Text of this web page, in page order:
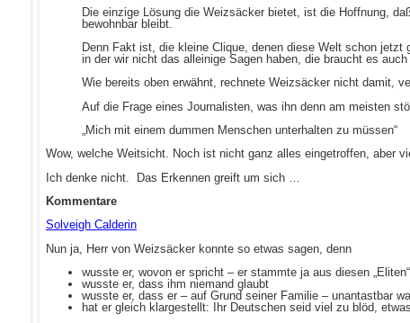
Die einzige Lösung die Weizsäcker bietet, ist die Hoffnung,
bewohnbar bleibt.
Denn Fakt ist, die kleine Clique, denen diese Welt schon jetzt
in der wir nicht das alleinige Sagen haben, die braucht es
Wie bereits oben erwähnt, rechnete Weizsäcker nicht damit,
Auf die Frage eines Journalisten, was ihn denn am meisten
„Mich mit einem dummen Menschen unterhalten zu müssen“
Wow, welche Weitsicht. Noch ist nicht ganz alles eingetroffen, aber
Ich denke nicht. Das Erkennen greift um sich …
Kommentare
Solveigh Calderin
Nun ja, Herr von Weizsäcker konnte so etwas sagen, denn
wusste er, wovon er spricht – er stammte ja aus diesen „Eliten“
wusste er, dass ihm niemand glaubt
wusste er, dass er – auf Grund seiner Familie – unantastbar
hat er gleich klargestellt: Ihr Deutschen seid viel zu blöd,